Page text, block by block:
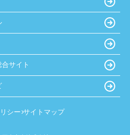
サイト
シー サイトマップ